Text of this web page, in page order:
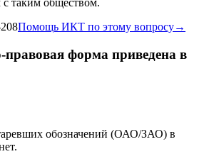
Помощь ИКТ по этому вопросу→
форма приведена в
обозначений (ОАО/ЗАО) в